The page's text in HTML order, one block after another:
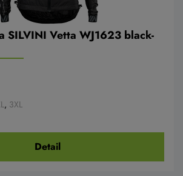
SILVINI Vetta WJ1623 black-
, 3XL
Detail